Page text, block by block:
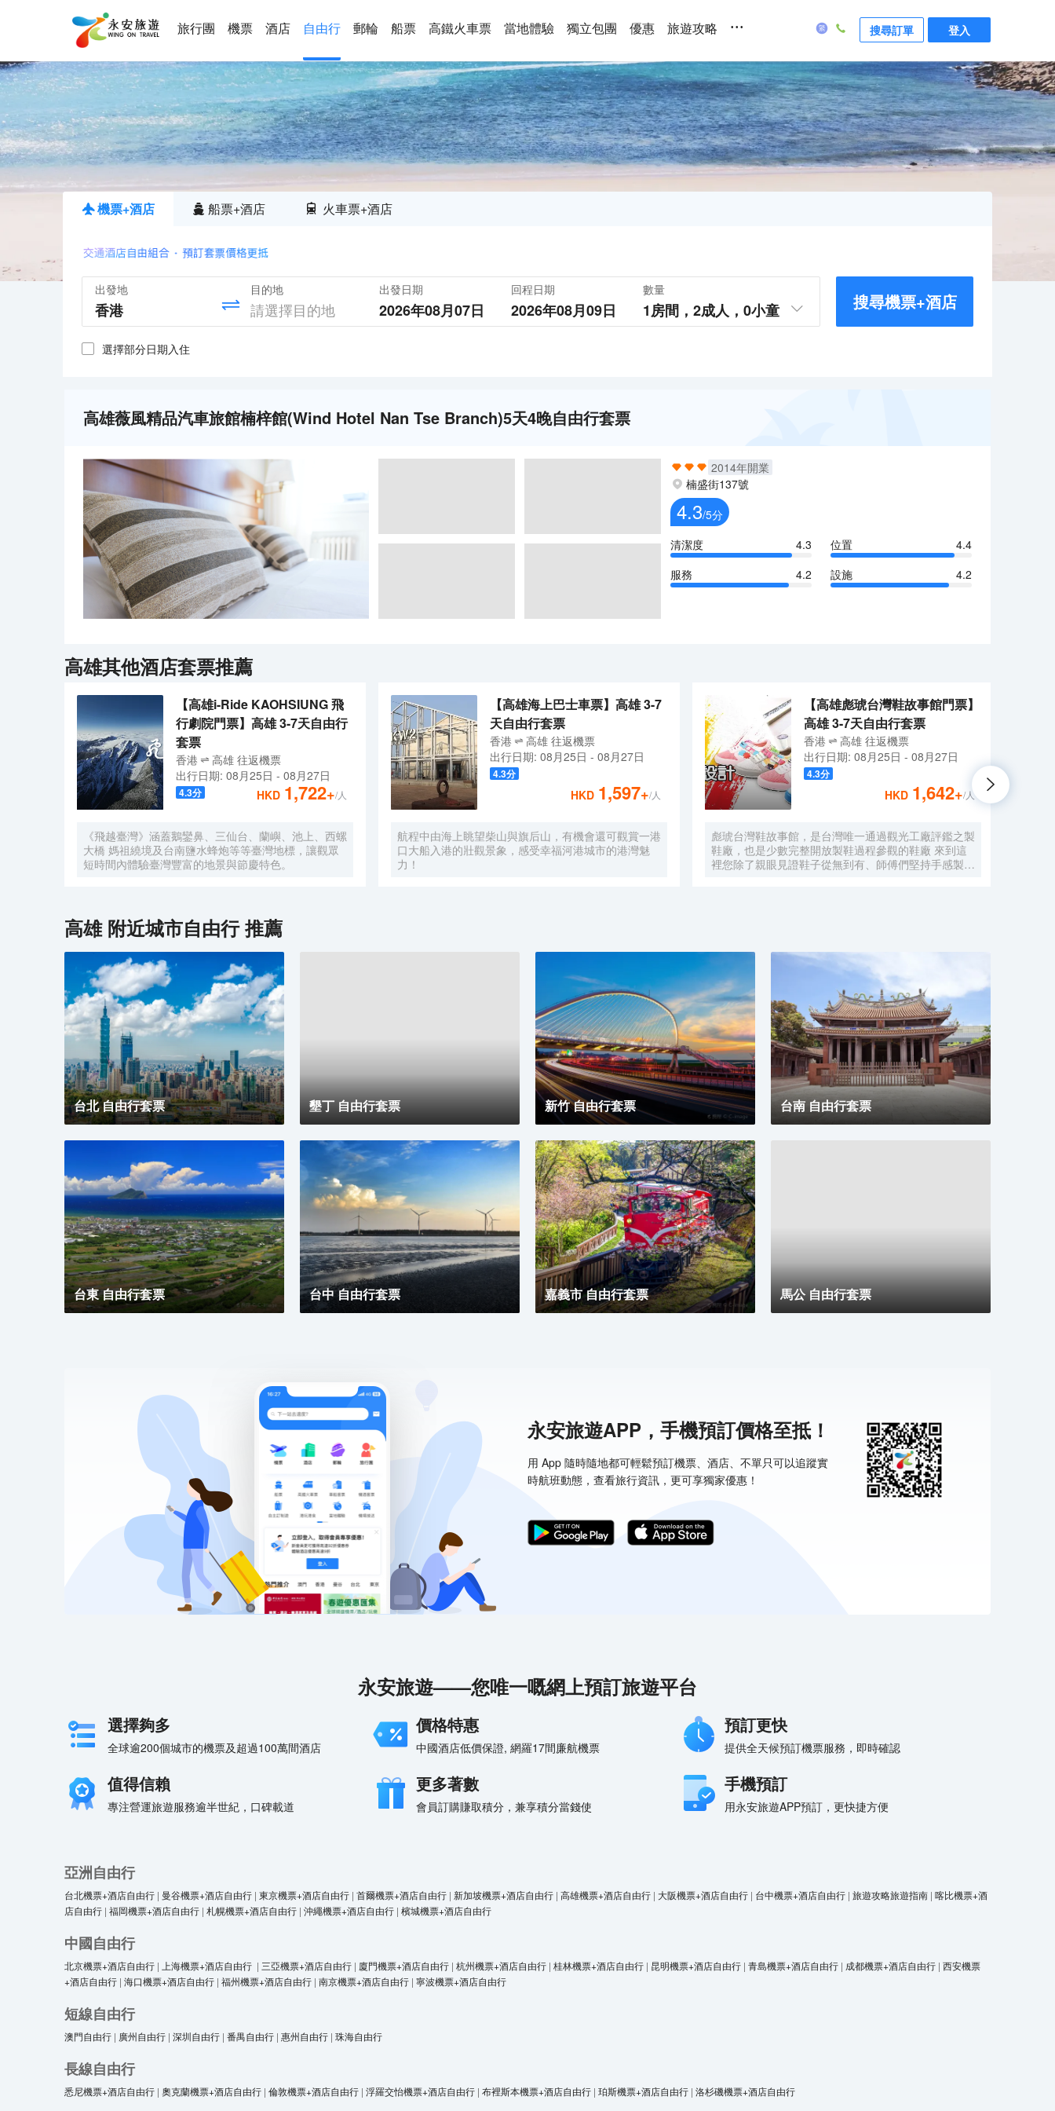
旅行團 機票 酒店 自由行 郵輪 船票 高鐵火車票 當地體驗 獨立包團 優惠 旅遊攻略 ... 搜尋訂單 登入
機票+酒店 船票+酒店 火車票+酒店
出發地 目的地 出發日期
2026年08月07日
回程日期
2026年08月09日
數量
1房間， 2成人， 0小童 搜尋機票+酒店
選擇部分日期入住
高雄薇風精品汽車旅館楠梓館(Wind Hotel Nan Tse Branch)5天4晚自由行套票
2014年開業
楠盛街137號
4.3/5分
清潔度
4.3 位置
4.4
服務
4.2 設施 4.2
高雄其他酒店套票推薦
【高雄i-Ride KAOHSIUNG 飛
行劇院門票】高雄 3-7天自由行
套票
香港 高雄 往返機票
出行日期: 08月25日 - 08月27日
4.3分 HKD 1,722+/人
《飛越臺灣》涵蓋鵝鑾鼻、三仙台、蘭嶼、池上、西螺
大橋 媽祖繞境及台南鹽水蜂炮等等臺灣地標，讓觀眾
短時間內體驗臺灣豐富的地景與節慶特色。
【高雄海上巴士車票】高雄 3-7
天自由行套票
香港 高雄 往返機票
出行日期: 08月25日 - 08月27日
4.3分
HKD 1,597+/人
航程中由海上眺望柴山與旗后山，有機會還可觀賞一港
口大船入港的壯觀景象，感受幸福河港城市的港灣魅
力！
【高雄彪琥台灣鞋故事館門票】
高雄 3-7天自由行套票
香港 高雄 往返機票
出行日期: 08月25日 - 08月27日
4.3分
HKD 1,642+/人
彪琥台灣鞋故事館，是台灣唯一通過觀光工廠評鑑之製
鞋廠，也是少數完整開放製鞋過程參觀的鞋廠 來到這
裡您除了親眼見證鞋子從無到有、師傅們堅持手感製鞋
高雄附近城市自由行 推薦
台北 自由行套票 墾丁 自由行套票 新竹 自由行套票 台南 自由行套票
台東 自由行套票 台中 自由行套票 嘉義市 自由行套票 馬公 自由行套票
永安旅遊APP，手機預訂價格至抵！
用 App 隨時隨地都可輕鬆預訂機票、酒店、不單只可以追蹤實
時航班動態，查看旅行資訊，更可享獨家優惠！
永安旅遊——您唯一嘅網上預訂旅遊平台
選擇夠多
全球逾200個城市的機票及超過100萬間酒店
價格特惠
中國酒店低價保證, 網羅17間廉航機票
預訂更快
提供全天候預訂機票服務，即時確認
值得信賴
專注營運旅遊服務逾半世紀，口碑載道
更多著數
會員訂購賺取積分，兼享積分當錢使
手機預訂
用永安旅遊APP預訂，更快捷方便
亞洲自由行
台北機票+酒店自由行 | 曼谷機票+酒店自由行 | 東京機票+酒店自由行 | 首爾機票+酒店自由行 | 新加坡機票+酒店自由行 | 高雄機票+酒店自由行 | 大阪機票+酒店自由行 | 台中機票+酒店自由行 | 旅遊攻略旅遊指南 | 喀比機票+酒
店自由行 | 福岡機票+酒店自由行 | 札幌機票+酒店自由行 | 沖繩機票+酒店自由行 | 檳城機票+酒店自由行
中國自由行
北京機票+酒店自由行 | 上海機票+酒店自由行 | 三亞機票+酒店自由行 | 廈門機票+酒店自由行 | 杭州機票+酒店自由行 | 桂林機票+酒店自由行 | 昆明機票+酒店自由行 | 青島機票+酒店自由行 | 成都機票+酒店自由行 | 西安機票
+酒店自由行 | 海口機票+酒店自由行 | 福州機票+酒店自由行 | 南京機票+酒店自由行 | 寧波機票+酒店自由行
短線自由行
澳門自由行 | 廣州自由行 | 深圳自由行 | 番禺自由行 | 惠州自由行 | 珠海自由行
長線自由行
悉尼機票+酒店自由行 | 奧克蘭機票+酒店自由行 | 倫敦機票+酒店自由行 | 浮羅交怡機票+酒店自由行 | 布裡斯本機票+酒店自由行 | 珀斯機票+酒店自由行 | 洛杉磯機票+酒店自由行